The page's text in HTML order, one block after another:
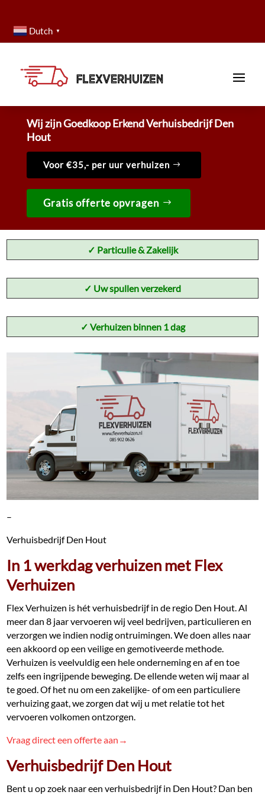
Dutch ▼
Wij zijn Goedkoop Erkend Verhuisbedrijf Den
Hout
Voor €35,- per uur verhuizen
Gratis offerte opvragen
✓ Particulie & Zakelijk
✓ Uw spullen verzekerd
✓ Verhuizen binnen 1 dag
–
Verhuisbedrijf Den Hout
In 1 werkdag verhuizen met Flex
Verhuizen
Flex Verhuizen is hét verhuisbedrijf in de regio Den Hout. Al
meer dan 8 jaar vervoeren wij veel bedrijven, particulieren en
verzorgen we indien nodig ontruimingen. We doen alles naar
een akkoord op een veilige en gemotiveerde methode.
Verhuizen is veelvuldig een hele onderneming en af en toe
zelfs een ingrijpende beweging. De ellende weten wij maar al
te goed. Of het nu om een zakelijke- of om een particuliere
verhuizing gaat, we zorgen dat wij u met relatie tot het
vervoeren volkomen ontzorgen.
Vraag direct een offerte aan→
Verhuisbedrijf Den Hout
Bent u op zoek naar een verhuisbedrijf in Den Hout? Dan ben